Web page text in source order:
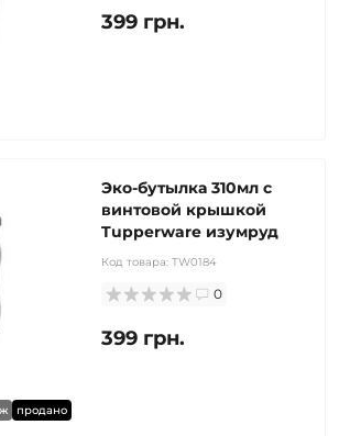
399 грн.
продано
Эко-бутылка 310мл с
винтовой крышкой
Tupperware изумруд
Код товара: TW0184
0
399 грн.